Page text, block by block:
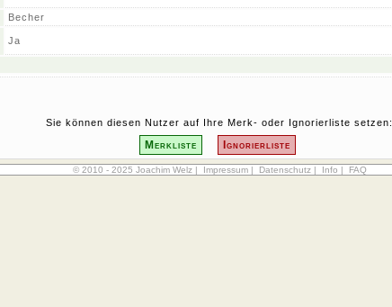
Becher
Ja
Sie können diesen Nutzer auf Ihre Merk- oder Ignorierliste setzen:
Merkliste Ignorierliste
© 2010 - 2025 Joachim Welz | Impressum| Datenschutz| Info | FAQ